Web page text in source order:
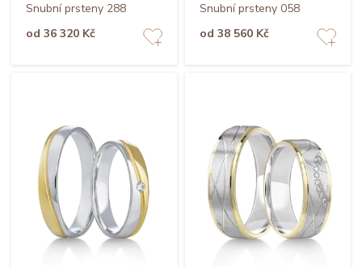
Snubní prsteny 288
od 36 320 Kč
Snubní prsteny 058
od 38 560 Kč